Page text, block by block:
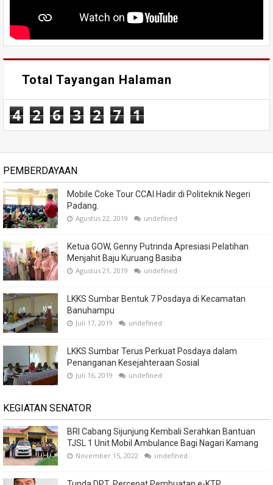
Total Tayangan Halaman
4 2 6 3 2 7 1
PEMBERDAYAAN
Mobile Coke Tour CCAI Hadir di Politeknik Negeri
Padang.
Agustus 22, 2019 undefined
Ketua GOW, Genny Putrinda Apresiasi Pelatihan
Menjahit Baju Kuruang Basiba
Agustus 21, 2019 undefined
LKKS Sumbar Bentuk 7 Posdaya di Kecamatan
Banuhampu
Juli 17, 2019 undefined
LKKS Sumbar Terus Perkuat Posdaya dalam
Penanganan Kesejahteraan Sosial
Juli 16, 2019 undefined
KEGIATAN SENATOR
BRI Cabang Sijunjung Kembali Serahkan Bantuan
TJSL 1 Unit Mobil Ambulance Bagi Nagari Kamang
November 15, 2022 undefined